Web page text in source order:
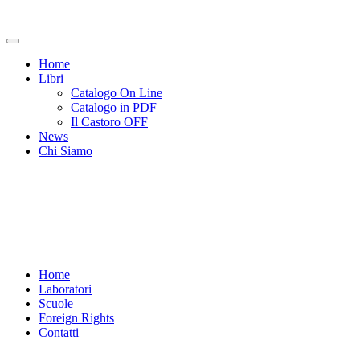
Home
Libri
Catalogo On Line
Catalogo in PDF
Il Castoro OFF
News
Chi Siamo
Home
Laboratori
Scuole
Foreign Rights
Contatti